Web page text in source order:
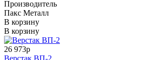
Производитель
Пакс Металл
В корзину
В корзину
26 973р
Верстак ВП-2